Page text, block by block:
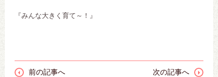
『みんな大きく育て～！』
前の記事へ 次の記事へ